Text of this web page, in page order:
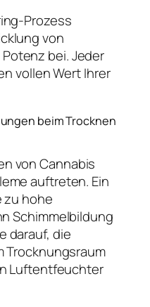
Prozess
von
bei. Jeder
vollen Wert Ihrer
beim Trocknen
von Cannabis
auftreten. Ein
zu hohe
Schimmelbildung
darauf, die
Trocknungsraum
Luftentfeuchter